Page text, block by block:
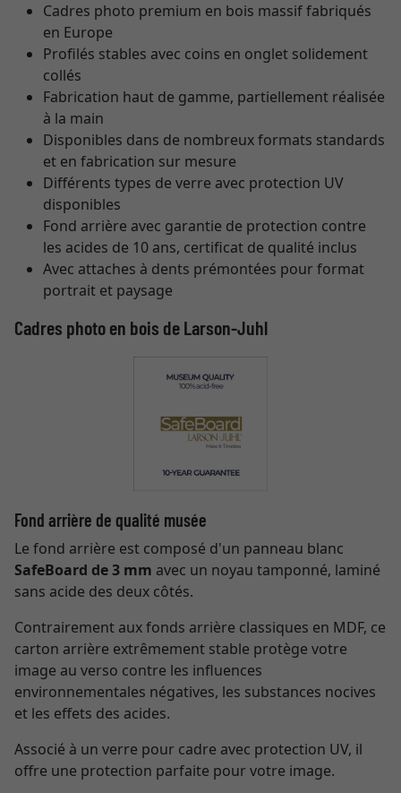
Cadres photo premium en bois massif fabriqués
en Europe
Profilés stables avec coins en onglet solidement
collés
Fabrication haut de gamme, partiellement réalisée
à la main
Disponibles dans de nombreux formats standards
et en fabrication sur mesure
Différents types de verre avec protection UV
disponibles
Fond arrière avec garantie de protection contre
les acides de 10 ans, certificat de qualité inclus
Avec attaches à dents prémontées pour format
portrait et paysage
Cadres photo en bois de Larson-Juhl
Fond arrière de qualité musée
Le fond arrière est composé d'un panneau blanc
SafeBoard de 3 mm avec un noyau tamponné, laminé
sans acide des deux côtés.
Contrairement aux fonds arrière classiques en MDF, ce
carton arrière extrêmement stable protège votre
image au verso contre les influences
environnementales négatives, les substances nocives
et les effets des acides.
Associé à un verre pour cadre avec protection UV, il
offre une protection parfaite pour votre image.